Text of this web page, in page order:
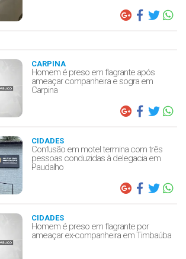
CARPINA
Homem é preso em flagrante após
ameaçar companheira e sogra em
Carpina
CIDADES
Confusão em motel termina com três
pessoas conduzidas à delegacia em
Paudalho
CIDADES
Homem é preso em flagrante por
ameaçar ex-companheira em Timbaúba